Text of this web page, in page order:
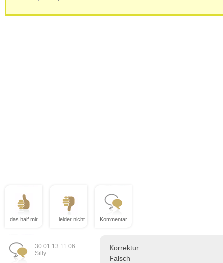
das half mir ... leider nicht Kommentar
30.01.13 11:06
Silly
Korrektur:
Falsch